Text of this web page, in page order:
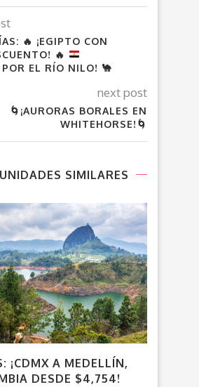
🔥 ¡EGIPTO CON
🔥
POR EL RÍO NILO! 🐪
next post
🌀¡AURORAS BORALES EN
WHITEHORSE!🌀
SIMILARES
¡CDMX A MEDELLÍN,
DESDE $4,754!